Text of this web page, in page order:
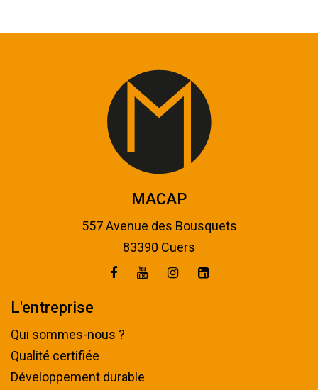
MACAP
557 Avenue des Bousquets
83390 Cuers
L'entreprise
Qui sommes-nous ?
Qualité certifiée
Développement durable